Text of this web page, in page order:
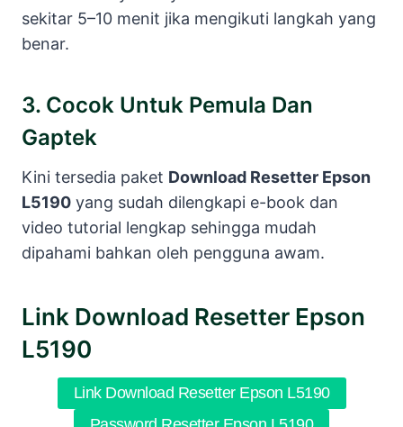
sekitar 5–10 menit jika mengikuti langkah yang
benar.
3. Cocok Untuk Pemula Dan
Gaptek
Kini tersedia paket Download Resetter Epson
L5190 yang sudah dilengkapi e-book dan
video tutorial lengkap sehingga mudah
dipahami bahkan oleh pengguna awam.
Link Download Resetter Epson
L5190
Link Download Resetter Epson L5190